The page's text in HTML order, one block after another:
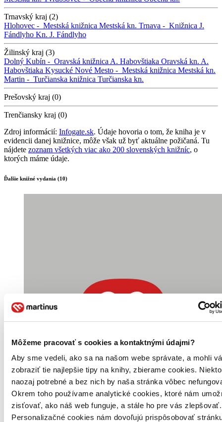
Môžeme pracovať s cookies a kontaktnými údajmi?
Aby sme vedeli, ako sa na našom webe správate, a mohli
zobraziť tie najlepšie tipy na knihy, zbierame cookies.
naozaj potrebné a bez nich by naša stránka vôbec
Okrem toho používame analytické cookies, ktoré nám
zisťovať, ako náš web funguje, a stále ho pre vás zlepšovať.
Personalizačné cookies nám dovoľujú prispôsobovať
Trnavský kraj (2)
Hlohovec - Mestská knižnica Mestská kn. Trnava - Knižnica J.
Fándlyho Kn. J. Fándlyho
Žilinský kraj (3)
Dolný Kubín - Oravská knižnica A. Habovštiaka Oravská kn. A.
Habovštiaka Kysucké Nové Mesto - Mestská knižnica Mestská kn.
Martin - Turčianska knižnica Turčianska kn.
Prešovský kraj (0)
Trenčiansky kraj (0)
Zdroj informácií: Infogate.sk. Údaje hovoria o tom, že kniha je v
evidencii danej knižnice, môže však už byť aktuálne požičaná. Tu
nájdete zoznam všetkých viac ako 200 slovenských knižníc, o
ktorých máme údaje.
Ďalšie knižné vydania (10)